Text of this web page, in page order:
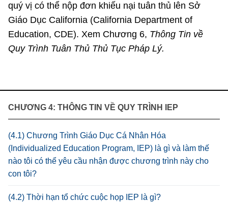
CHƯƠNG 4: THÔNG TIN VỀ QUY TRÌNH IEP
(4.1) Chương Trình Giáo Dục Cá Nhân Hóa
(Individualized Education Program, IEP) là gì và làm thế
nào tôi có thể yêu cầu nhận được chương trình này cho
con tôi?
(4.2) Thời hạn tổ chức cuộc họp IEP là gì?
quý vị có thể nộp đơn khiếu nại tuân thủ lên Sở
Giáo Dục California (California Department of
Education, CDE). Xem Chương 6, Thông Tin về
Quy Trình Tuân Thủ Thủ Tục Pháp Lý.